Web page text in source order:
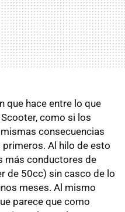
que hace entre lo que
como si los
consecuencias
Al hilo de esto
más conductores de
de 50cc) sin casco de lo
meses. Al mismo
parece que como